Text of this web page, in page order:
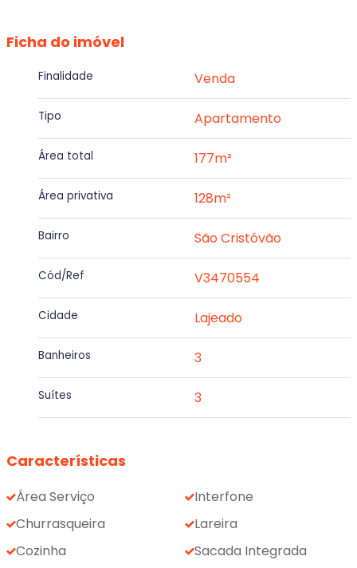
Ficha do imóvel
Finalidade Venda
Tipo Apartamento
Área total 177m²
Área privativa 128m²
Bairro São Cristóvão
Cód/Ref V3470554
Cidade Lajeado
Banheiros 3
Suítes 3
Características
Área Serviço
Churrasqueira
Cozinha
Interfone
Lareira
Sacada Integrada